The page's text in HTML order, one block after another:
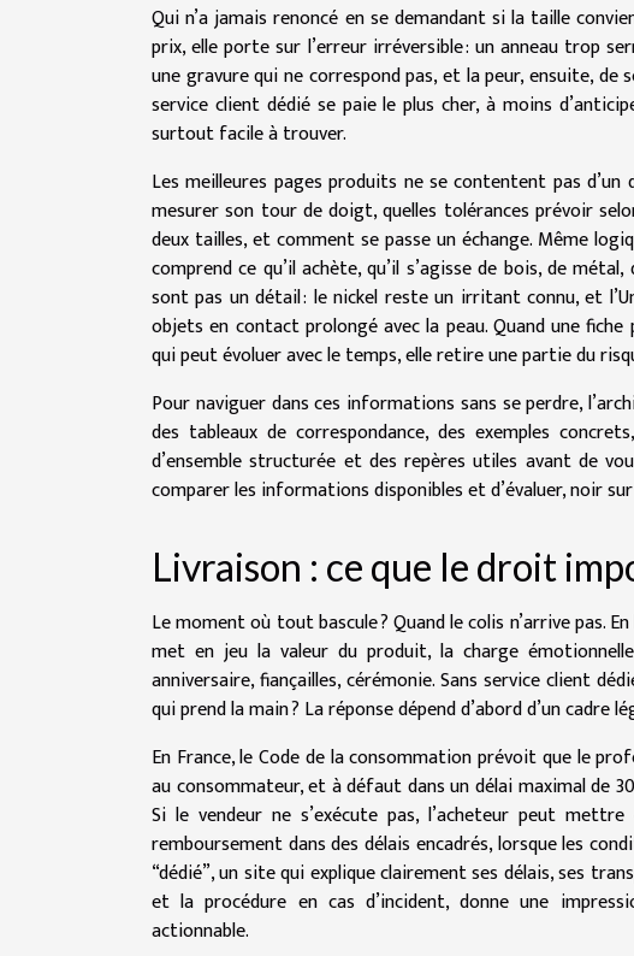
Qui n’a jamais renoncé en se demandant si la taille
prix, elle porte sur l’erreur irréversible : un anneau trop
une gravure qui ne correspond pas, et la peur, ensuite, de
service client dédié se paie le plus cher, à moins
surtout facile à trouver.
Les meilleures pages produits ne se contentent pas
mesurer son tour de doigt, quelles tolérances prévoir
deux tailles, et comment se passe un échange. Même
comprend ce qu’il achète, qu’il s’agisse de bois, de
sont pas un détail : le nickel reste un irritant connu, et
objets en contact prolongé avec la peau. Quand une
qui peut évoluer avec le temps, elle retire une partie du
Pour naviguer dans ces informations sans se perdre,
des tableaux de correspondance, des exemples
d’ensemble structurée et des repères utiles avant de
comparer les informations disponibles et d’évaluer, noir
Livraison : ce que le droit
Le moment où tout bascule ? Quand le colis n’arrive pas.
met en jeu la valeur du produit, la charge
anniversaire, fiançailles, cérémonie. Sans service client
qui prend la main ? La réponse dépend d’abord d’un
En France, le Code de la consommation prévoit que le
au consommateur, et à défaut dans un délai maximal de
Si le vendeur ne s’exécute pas, l’acheteur peut
remboursement dans des délais encadrés, lorsque les
“dédié”, un site qui explique clairement ses délais, ses
et la procédure en cas d’incident, donne une
actionnable.